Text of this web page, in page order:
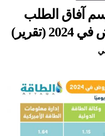
آفاق الطلب
(تقرير)